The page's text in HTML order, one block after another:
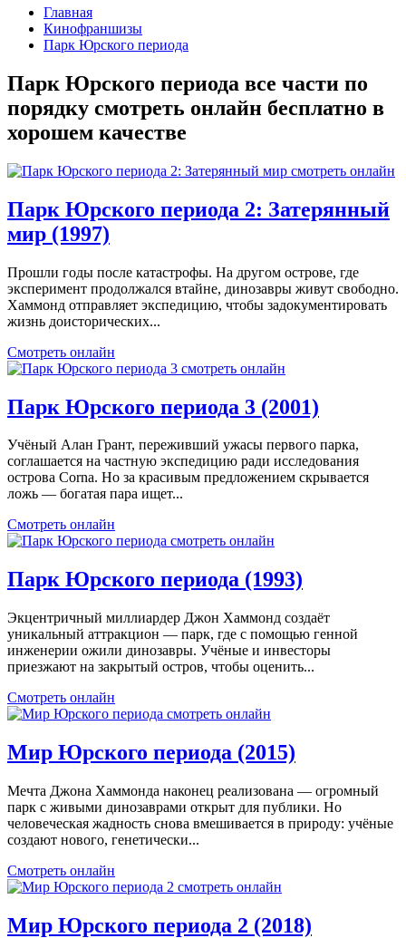
Главная
Кинофраншизы
Парк Юрского периода
Парк Юрского периода все части по
порядку смотреть онлайн бесплатно в
хорошем качестве
Парк Юрского периода 2: Затерянный
мир (1997)
Прошли годы после катастрофы. На другом острове, где
эксперимент продолжался втайне, динозавры живут свободно.
Хаммонд отправляет экспедицию, чтобы задокументировать
жизнь доисторических...
Смотреть онлайн
Парк Юрского периода 3 (2001)
Учёный Алан Грант, переживший ужасы первого парка,
соглашается на частную экспедицию ради исследования
острова Сorna. Но за красивым предложением скрывается
ложь — богатая пара ищет...
Смотреть онлайн
Парк Юрского периода (1993)
Экцентричный миллиардер Джон Хаммонд создаёт
уникальный аттракцион — парк, где с помощью генной
инженерии ожили динозавры. Учёные и инвесторы
приезжают на закрытый остров, чтобы оценить...
Смотреть онлайн
Мир Юрского периода (2015)
Мечта Джона Хаммонда наконец реализована — огромный
парк с живыми динозаврами открыт для публики. Но
человеческая жадность снова вмешивается в природу: учёные
создают нового, генетически...
Смотреть онлайн
Мир Юрского периода 2 (2018)